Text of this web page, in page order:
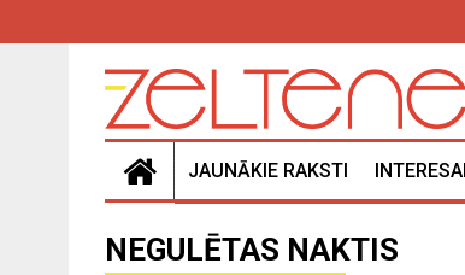
JAUNĀKIE RAKSTI
NEGULĒTAS NAKTIS